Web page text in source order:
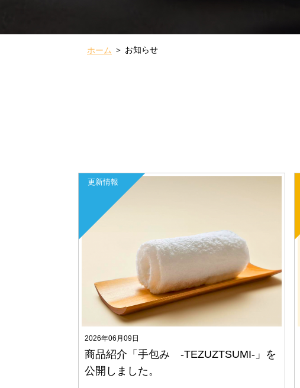
ホーム お知らせ
2026年06月09日
商品紹介「手包み -TEZUZTSUMI-」を
公開しました。